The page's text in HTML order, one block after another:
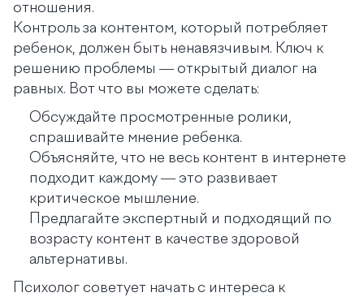
отношения.
Контроль за контентом, который потребляет
ребенок, должен быть ненавязчивым. Ключ к
решению проблемы — открытый диалог на
равных. Вот что вы можете сделать:
Обсуждайте просмотренные ролики,
спрашивайте мнение ребенка.
Объясняйте, что не весь контент в интернете
подходит каждому — это развивает
критическое мышление.
Предлагайте экспертный и подходящий по
возрасту контент в качестве здоровой
альтернативы.
Психолог советует начать с интереса к